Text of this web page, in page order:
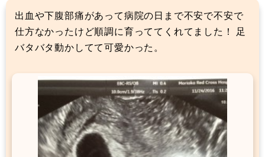
出血や下腹部痛があって病院の日まで不安で不安で
仕方なかったけど順調に育っててくれてました！ 足
バタバタ動かしてて可愛かった。